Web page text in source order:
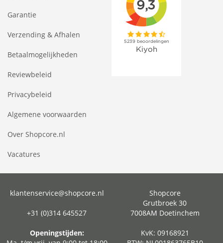
Garantie
Verzending & Afhalen
Betaalmogelijkheden
Reviewbeleid
Privacybeleid
Algemene voorwaarden
Over Shopcore.nl
Vacatures
klantenservice@shopcore.nl
+31 (0)314 645527
Openingstijden:
Shopcore
Grutbroek 30
7008AM Doetinchem
KvK: 09168921